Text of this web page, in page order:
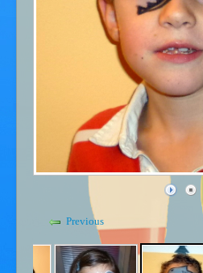
Previous